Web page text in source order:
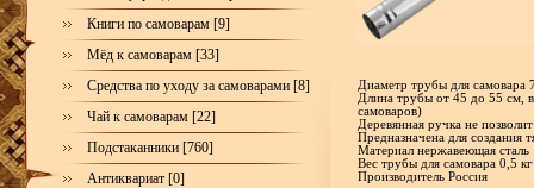
Книги по самоварам [9]
Мёд к самоварам [33]
Средства по уходу за самоварами [8]
Чай к самоварам [22]
Подстаканники [760]
Антиквариат [0]
Диаметр трубы для самовара
Длина трубы от 45 до 55 см, в
самоваров)
Деревянная ручка не
Предназначена для создания
Материал нержавеющая сталь
Вес трубы для самовара 0,5 кг
Производитель Россия